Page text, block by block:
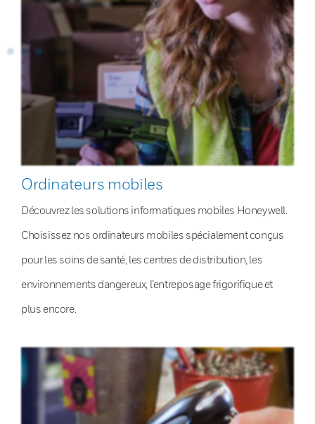
Ordinateurs mobiles
Découvrez les solutions informatiques mobiles Honeywell.
Choisissez nos ordinateurs mobiles spécialement conçus
pour les soins de santé, les centres de distribution, les
environnements dangereux, l’entreposage frigorifique et
plus encore.